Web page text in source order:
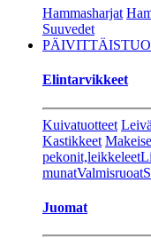
Hammasharjat
Suuvedet
Elintarvikkeet
Kuivatuotteet
Kastikkeet
pekonit,leikkeleet
munatValmisruoat
Juomat